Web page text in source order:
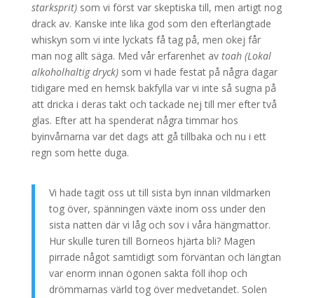
starksprit) som vi först var skeptiska till, men artigt nog
drack av. Kanske inte lika god som den efterlängtade
whiskyn som vi inte lyckats få tag på, men okej får
man nog allt säga. Med vår erfarenhet av toah (Lokal
alkoholhaltig dryck) som vi hade festat på några dagar
tidigare med en hemsk bakfylla var vi inte så sugna på
att dricka i deras takt och tackade nej till mer efter två
glas. Efter att ha spenderat några timmar hos
byinvårnarna var det dags att gå tillbaka och nu i ett
regn som hette duga.
Vi hade tagit oss ut till sista byn innan vildmarken
tog över, spänningen växte inom oss under den
sista natten där vi låg och sov i våra hängmattor.
Hur skulle turen till Borneos hjärta bli? Magen
pirrade något samtidigt som förväntan och längtan
var enorm innan ögonen sakta föll ihop och
drömmarnas värld tog över medvetandet. Solen